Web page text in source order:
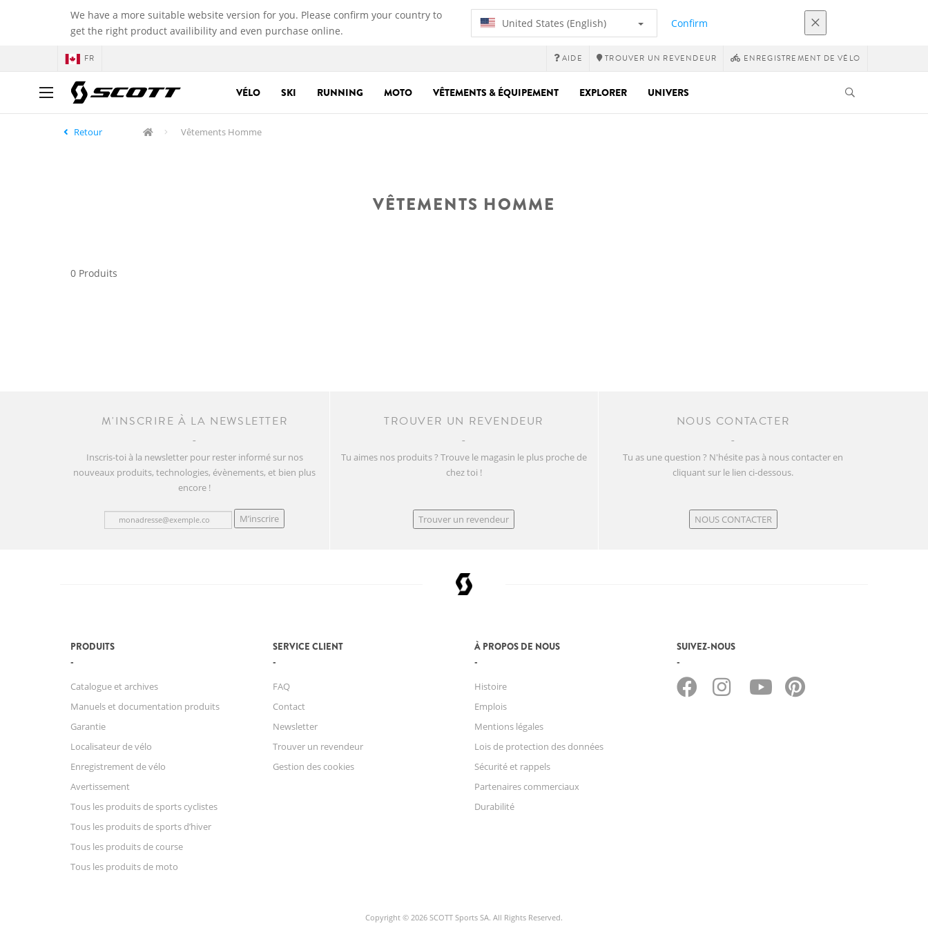
We have a more suitable website version for you. Please confirm your country to
get the right product availibility and even purchase online.
United States (English) Confirm
FR AIDE TROUVER UN REVENDEUR ENREGISTREMENT DE VÉLO
VÉLO SKI RUNNING MOTO VÊTEMENTS & ÉQUIPEMENT EXPLORER UNIVERS
Retour Vêtements Homme
VÊTEMENTS HOMME
0 Produits
M'INSCRIRE À LA NEWSLETTER
Inscris-toi à la newsletter pour rester informé sur nos
nouveaux produits, technologies, évènements, et bien plus
encore !
M’inscrire
TROUVER UN REVENDEUR
Tu aimes nos produits ? Trouve le magasin le plus proche de
chez toi !
Trouver un revendeur
NOUS CONTACTER
Tu as une question ? N'hésite pas à nous contacter en
cliquant sur le lien ci-dessous.
NOUS CONTACTER
PRODUITS
Catalogue et archives
Manuels et documentation produits
Garantie
Localisateur de vélo
Enregistrement de vélo
Avertissement
Tous les produits de sports cyclistes
Tous les produits de sports d’hiver
Tous les produits de course
Tous les produits de moto
SERVICE CLIENT
FAQ
Contact
Newsletter
Trouver un revendeur
Gestion des cookies
À PROPOS DE NOUS
Histoire
Emplois
Mentions légales
Lois de protection des données
Sécurité et rappels
Partenaires commerciaux
Durabilité
SUIVEZ-NOUS
Copyright © 2026 SCOTT Sports SA. All Rights Reserved.